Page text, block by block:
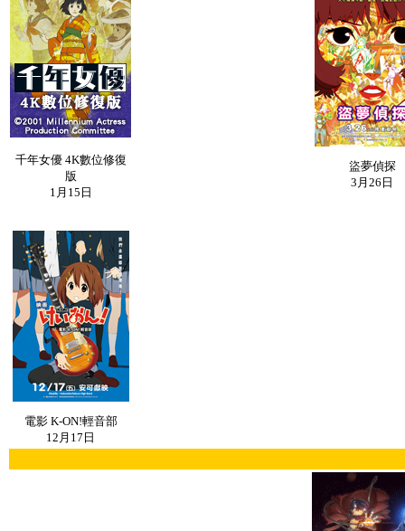
千年女優 4K數位修復
版
1月15日
盜夢偵探
3月26日
電影 K-ON!輕音部
12月17日